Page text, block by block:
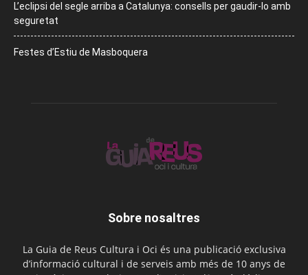
L’eclipsi del segle arriba a Catalunya: consells per gaudir-lo amb
seguretat
Festes d’Estiu de Masboquera
Sobre nosaltres
La Guia de Reus Cultura i Oci és una publicació exclusiva
d’informació cultural i de serveis amb més de 10 anys de